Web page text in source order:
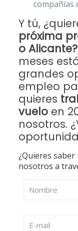
compañías
Y tú,
próxima
o Alicante?
meses
grandes
empleo
quieres
vueloen
nosotros.
¿Quieres saber
nosotros a